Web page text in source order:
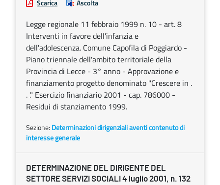
Scarica Ascolta
Legge regionale 11 febbraio 1999 n. 10 - art. 8
Interventi in favore dell'infanzia e
dell'adolescenza. Comune Capofila di Poggiardo -
Piano triennale dell'ambito territoriale della
Provincia di Lecce - 3° anno - Approvazione e
finanziamento progetto denominato "Crescere in .
. ." Esercizio finanziario 2001 - cap. 786000 -
Residui di stanziamento 1999.
Sezione: Determinazioni dirigenziali aventi contenuto di
interesse generale
DETERMINAZIONE DEL DIRIGENTE DEL
SETTORE SERVIZI SOCIALI 4 luglio 2001, n. 132